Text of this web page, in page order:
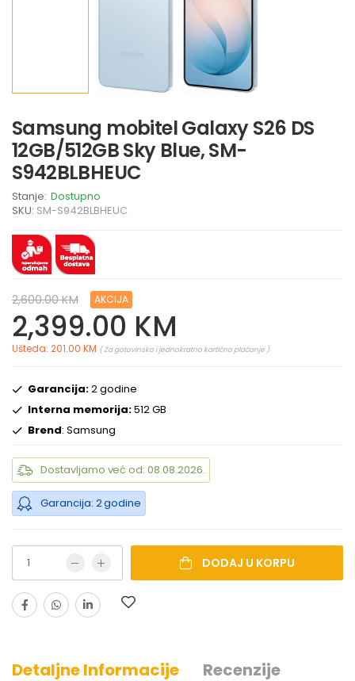
Samsung mobitel Galaxy S26 DS
12GB/512GB Sky Blue, SM-
S942BLBHEUC
Stanje: Dostupno
SKU: SM-S942BLBHEUC
2,600.00 KM AKCIJA
2,399.00 KM
Ušteda: 201.00 KM ( Za gotovinsko i jednokratno kartično plaćanje )
Garancija:2 godine
Interna memorija:512 GB
Brend: Samsung
Dostavljamo već od: 08.08.2026.
Garancija: 2 godine
DODAJ U KORPU
Detaljne Informacije Recenzije